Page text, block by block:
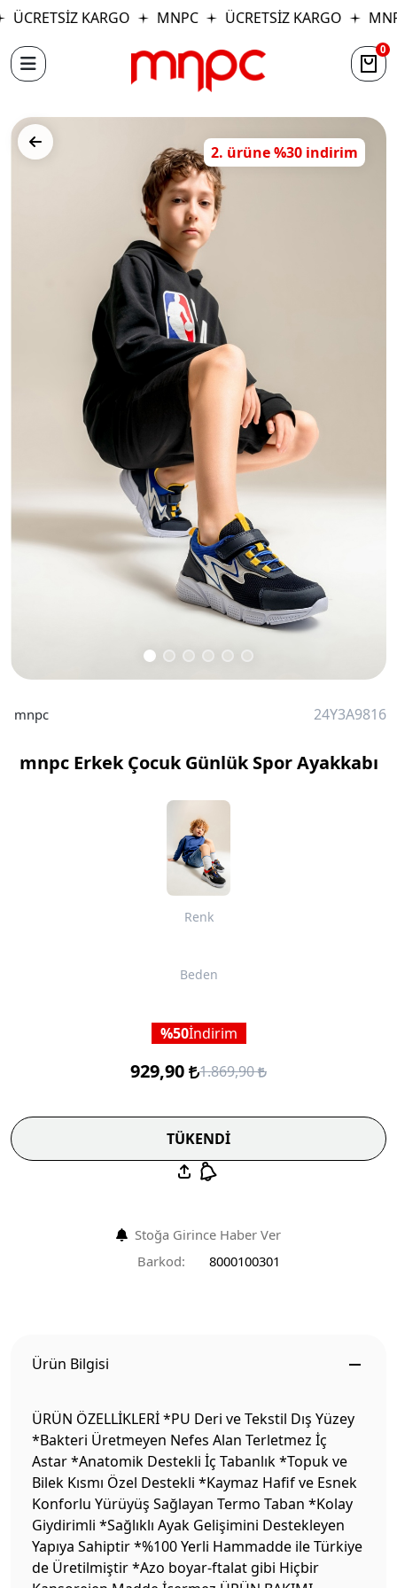
ÜCRETSİZ KARGO MNPC ÜCRETSİZ KARGO
0
2. ürüne %30 indirim
mnpc 24Y3A9816
mnpc Erkek Çocuk Günlük Spor Ayakkabı
Renk
Beden
50İndirim
929,90 1.869,90
TÜKENDİ
Stoğa Girince Haber Ver
Barkod:
8000100301
Ürün Bilgisi
ÜRÜN ÖZELLİKLERİ *PU Deri ve Tekstil Dış Yüzey
*Bakteri Üretmeyen Nefes Alan Terletmez İç
Astar *Anatomik Destekli İç Tabanlık *Topuk ve
Bilek Kısmı Özel Destekli *Kaymaz Hafif ve Esnek
Konforlu Yürüyüş Sağlayan Termo Taban *Kolay
Giydirimli *Sağlıklı Ayak Gelişimini Destekleyen
Yapıya Sahiptir *%100 Yerli Hammadde ile Türkiye
de Üretilmiştir *Azo boyar-ftalat gibi Hiçbir